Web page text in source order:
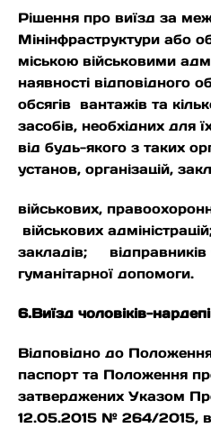
Рішення про виїзд за
Мінінфраструктури або
міською військовими
наявності відповідного
обсягів вантажів та
засобів, необхідних для
від будь-якого з таких
установ, організацій,
військових,
військових
закладів; відправників
гуманітарної допомоги.
6.Виїзд чоловіків-
Відповідно до
паспорт та Положення
затверджених Указом
12.05.2015 № 264/2015,